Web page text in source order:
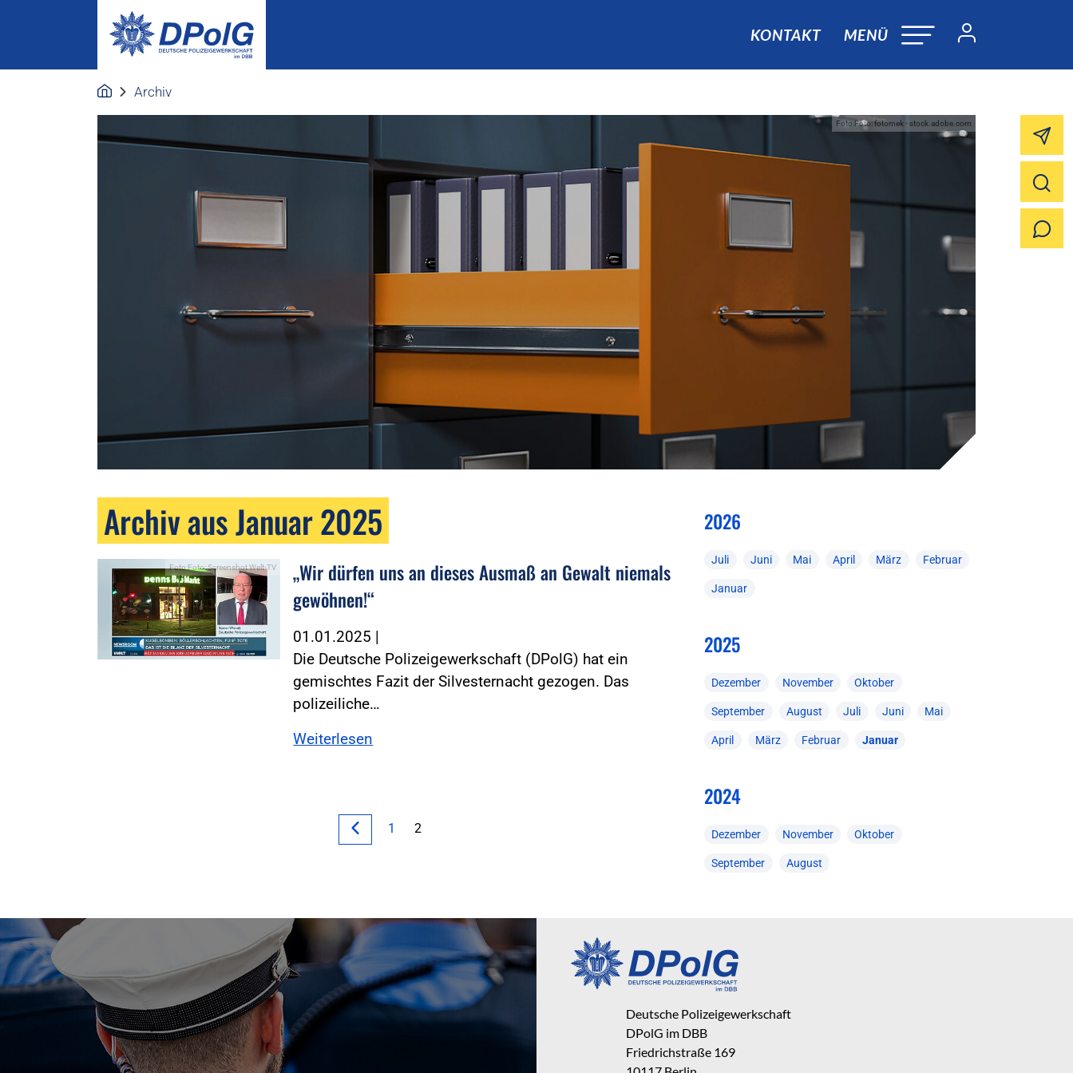
KONTAKT MENÜ
Archiv
Foto:Foto: fotomek - stock.adobe.com
Archiv aus Januar 2025
Foto:Foto: Screenshot Welt-TV
„Wir dürfen uns an dieses Ausmaß an Gewalt niemals
gewöhnen!“
01.01.2025 |
Die Deutsche Polizeigewerkschaft (DPolG) hat ein
gemischtes Fazit der Silvesternacht gezogen. Das
polizeiliche…
Weiterlesen
1 2
2026
Juli Juni Mai April März Februar
Januar
2025
Dezember November Oktober
September August Juli Juni Mai
April März Februar Januar
2024
Dezember November Oktober
September August
Deutsche Polizeigewerkschaft
DPolG im DBB
Friedrichstraße 169